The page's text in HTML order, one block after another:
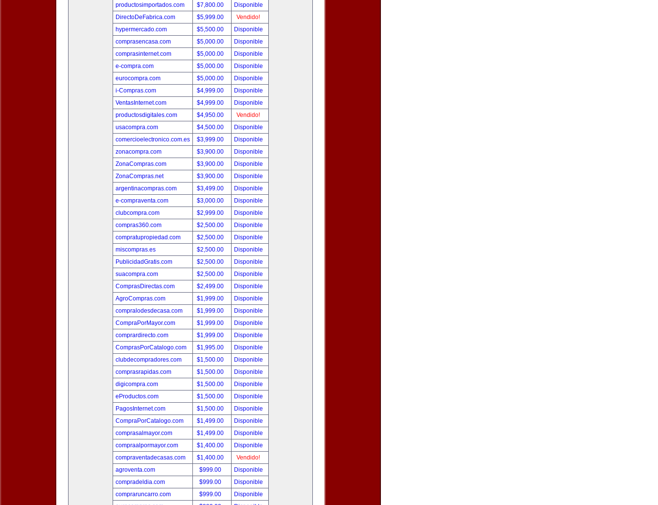
productosimportados.com
$7,800.00
Disponible
DirectoDeFabrica.com
$5,999.00
Vendido!
hypermercado.com
$5,500.00
Disponible
comprasencasa.com
$5,000.00
Disponible
comprasinternet.com
$5,000.00
Disponible
e-compra.com
$5,000.00
Disponible
eurocompra.com
$5,000.00
Disponible
i-Compras.com
$4,999.00
Disponible
VentasInternet.com
$4,999.00
Disponible
productosdigitales.com
$4,950.00
Vendido!
usacompra.com
$4,500.00
Disponible
comercioelectronico.com.es
$3,999.00
Disponible
zonacompra.com
$3,900.00
Disponible
ZonaCompras.com
$3,900.00
Disponible
ZonaCompras.net
$3,900.00
Disponible
argentinacompras.com
$3,499.00
Disponible
e-compraventa.com
$3,000.00
Disponible
clubcompra.com
$2,999.00
Disponible
compras360.com
$2,500.00
Disponible
compratupropiedad.com
$2,500.00
Disponible
miscompras.es
$2,500.00
Disponible
PublicidadGratis.com
$2,500.00
Disponible
suacompra.com
$2,500.00
Disponible
ComprasDirectas.com
$2,499.00
Disponible
AgroCompras.com
$1,999.00
Disponible
compralodesdecasa.com
$1,999.00
Disponible
CompraPorMayor.com
$1,999.00
Disponible
comprardirecto.com
$1,999.00
Disponible
ComprasPorCatalogo.com
$1,995.00
Disponible
clubdecompradores.com
$1,500.00
Disponible
comprasrapidas.com
$1,500.00
Disponible
digicompra.com
$1,500.00
Disponible
eProductos.com
$1,500.00
Disponible
PagosInternet.com
$1,500.00
Disponible
CompraPorCatalogo.com
$1,499.00
Disponible
comprasalmayor.com
$1,499.00
Disponible
compraalpormayor.com
$1,400.00
Disponible
compraventadecasas.com
$1,400.00
Vendido!
agroventa.com
$999.00
Disponible
compradeldia.com
$999.00
Disponible
compraruncarro.com
$999.00
Disponible